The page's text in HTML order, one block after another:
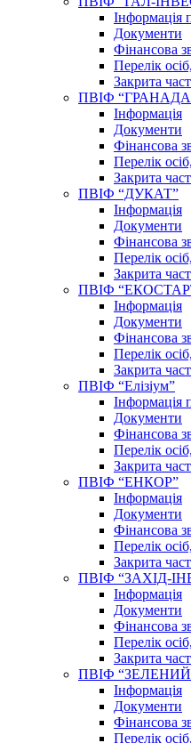
Інформація
Документи
Фінансова
Перелік
Закрита
ПВІФ
Інформація
Документи
Фінансова
Перелік
Закрита
ПВІФ “ДУКАТ”
Інформація
Документи
Фінансова
Перелік
Закрита
ПВІФ
Інформація
Документи
Фінансова
Перелік
Закрита
ПВІФ “Елізіум”
Інформація
Документи
Фінансова
Перелік
Закрита
ПВІФ “ЕНКОР”
Інформація
Документи
Фінансова
Перелік
Закрита
ПВІФ “ЗАХІД-
Інформація
Документи
Фінансова
Перелік
Закрита
ПВІФ “ЗЕЛЕНИЙ
Інформація
Документи
Фінансова
Перелік